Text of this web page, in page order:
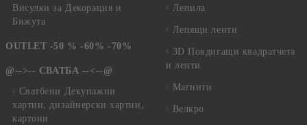
Висулки за Декорация и
Бижута
OUTLET -50 % -60% -70%
@-->-- СВАТБА --<--@
Сватбени Декупажни
хартии, дизайнерски хартии,
картони
Лепила
Лепящи ленти
3D Повдигащи квадратчета
и ленти
Магнити
Велкро